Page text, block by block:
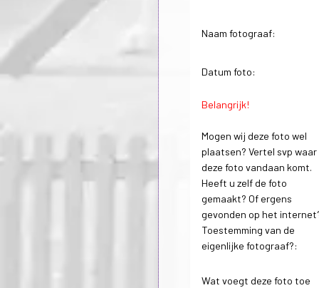
Naam fotograaf:
Datum foto:
Belangrijk!
Mogen wij deze foto wel
plaatsen? Vertel svp waar
deze foto vandaan komt.
Heeft u zelf de foto
gemaakt? Of ergens
gevonden op het
Toestemming van de
eigenlijke fotograaf?:
Wat voegt deze foto toe